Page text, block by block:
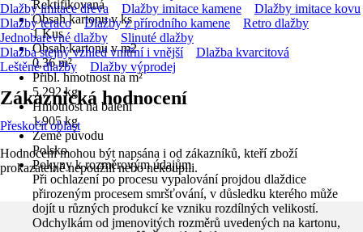
Rektifikovaná
Obsah kartonu v ks
1 Kus
Obsah kartonu v m2
0,36 m²
Přibl. hmotnost na m²
5,292 kg
Hmotnost na balení
1,905 kg
Země původu
Polsko
Pokyny k rozměrovým údajům
Při ochlazení po procesu vypalování projdou dlaždice
přirozeným procesem smršťování, v důsledku kterého může
dojít u různých produkcí ke vzniku rozdílných velikostí.
Odchylkám od jmenovitých rozměrů uvedených na kartonu,
Dlažby imitace dřeva
Dlažby imitace kamene
Dlažby imitace kovu
Dlažby teraco
Dlažby z přírodního kamene
Retro dlažby
Jednobarevné dlažby
Slinuté dlažby
Dlažba stejný vzhled vnitřní i vnější
Dlažba kvarcitová
Leštěné dlažby
Dlažby výprodej
Zákaznická hodnocení
Přeskočit oblast
Hodnocení mohou být napsána i od zákazníků, kteří zboží
prokazatelně nepoužili nebo nekoupili.